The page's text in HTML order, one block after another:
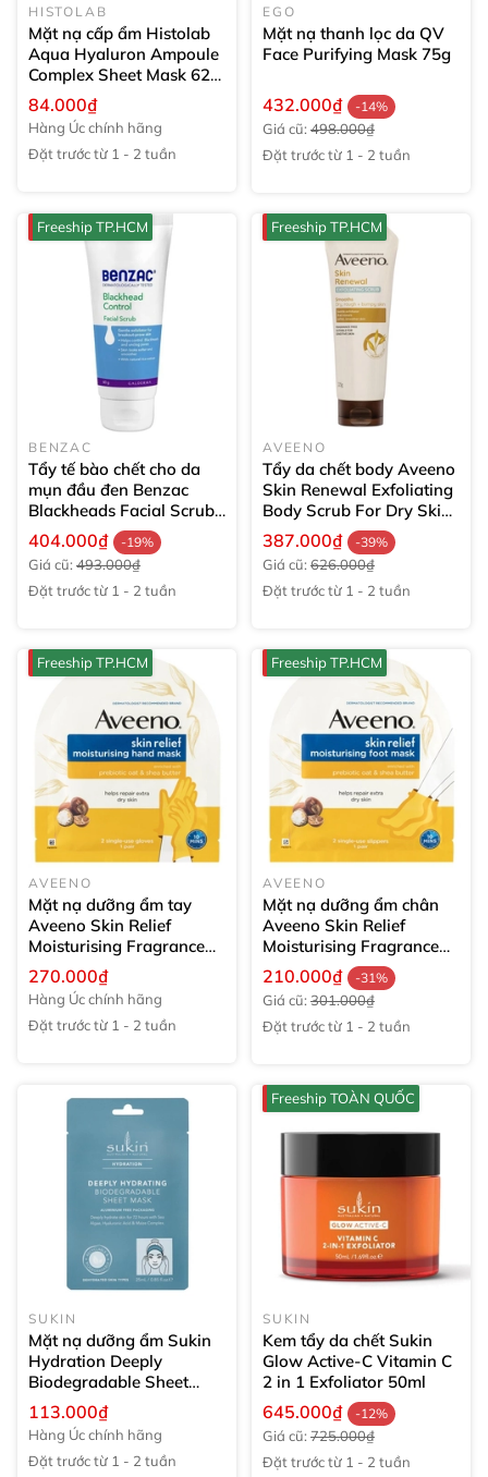
HISTOLAB
Mặt nạ cấp ẩm Histolab
Aqua Hyaluron Ampoule
Complex Sheet Mask 62
30g
84.000₫
Hàng Úc chính hãng
Đặt trước từ 1 - 2 tuần
EGO
Mặt nạ thanh lọc da QV
Face Purifying Mask 75g
432.000₫ -14%
Giá cũ: 498.000₫
Đặt trước từ 1 - 2 tuần
Freeship TP.HCM
BENZAC
Tẩy tế bào chết cho da
mụn đầu đen Benzac
Blackheads Facial Scrub
60g
404.000₫ -19%
Giá cũ: 493.000₫
Đặt trước từ 1 - 2 tuần
Freeship TP.HCM
AVEENO
Tẩy da chết body Aveeno
Skin Renewal Exfoliating
Body Scrub For Dry Skin
225g
387.000₫ -39%
Giá cũ: 626.000₫
Đặt trước từ 1 - 2 tuần
Freeship TP.HCM
AVEENO
Mặt nạ dưỡng ẩm tay
Aveeno Skin Relief
Moisturising Fragrance
Free Hand Mask
270.000₫
Hàng Úc chính hãng
Đặt trước từ 1 - 2 tuần
Freeship TP.HCM
AVEENO
Mặt nạ dưỡng ẩm chân
Aveeno Skin Relief
Moisturising Fragrance
Free Foot Mask1 bộ
210.000₫ -31%
Giá cũ: 301.000₫
Đặt trước từ 1 - 2 tuần
SUKIN
Mặt nạ dưỡng ẩm Sukin
Hydration Deeply
Biodegradable Sheet
Mask1 bộ
113.000₫
Hàng Úc chính hãng
Đặt trước từ 1 - 2 tuần
Freeship TOÀN QUỐC
SUKIN
Kem tẩy da chết Sukin
Glow Active-C Vitamin C
2 in 1 Exfoliator 50ml
645.000₫ -12%
Giá cũ: 725.000₫
Đặt trước từ 1 - 2 tuần